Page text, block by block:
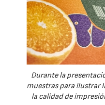
Durante la
muestras para ilustrar
la calidad de